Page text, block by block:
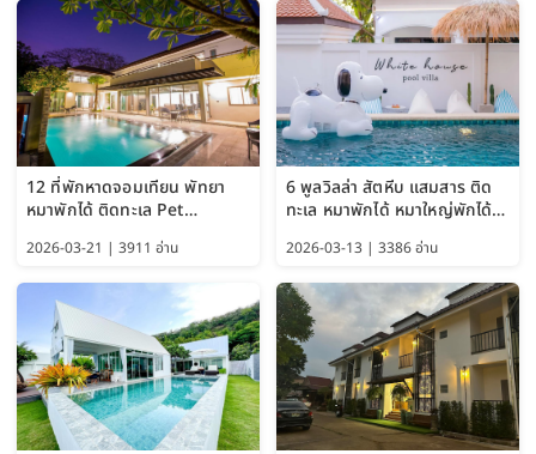
12 ที่พักหาดจอมเทียน พัทยา
หมาพักได้ ติดทะเล Pet
พักได้ อัปเดต 2569
2026-03-21 | 3911 อ่าน
6 พูลวิลล่า สัตหีบ แสมสาร ติด
ทะเล หมาพักได้ หมาใหญ่พักได้
2026-03-13 | 3386 อ่าน